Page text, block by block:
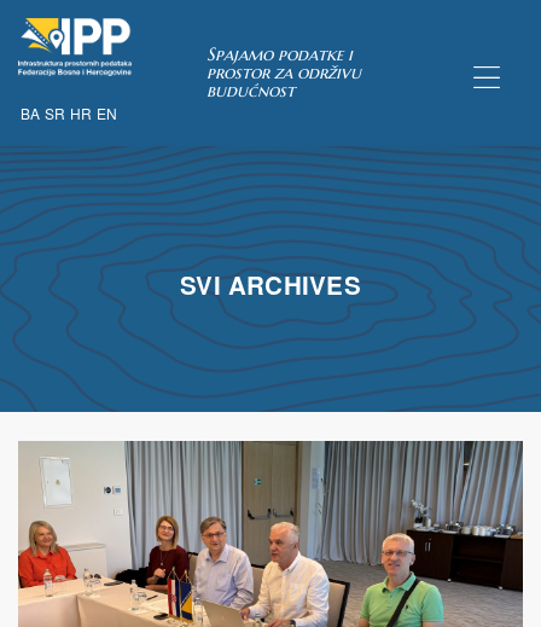
BA SR HR EN
Spajamo podatke i
prostor za održivu
budućnost
SVI ARCHIVES
uvjeta